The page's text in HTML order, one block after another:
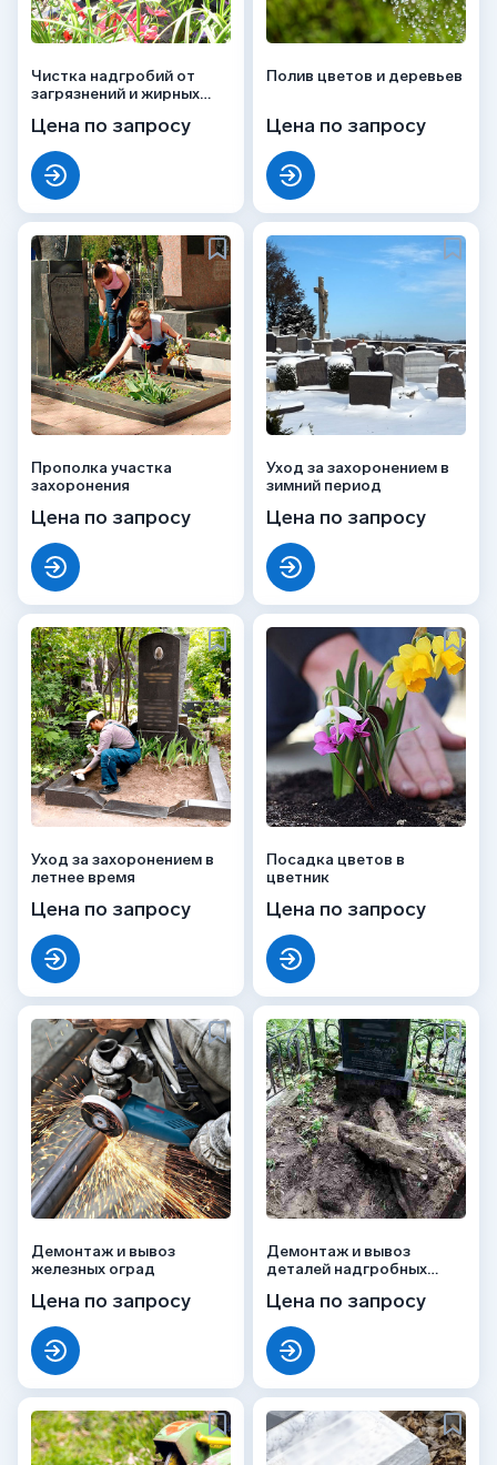
Чистка надгробий от
загрязнений и жирных
Цена по запросу
Полив цветов и деревьев
Цена по запросу
Прополка участка
захоронения
Цена по запросу
Уход за захоронением в
зимний период
Цена по запросу
Уход за захоронением в
летнее время
Цена по запросу
Посадка цветов в
цветник
Цена по запросу
Демонтаж и вывоз
железных оград
Цена по запросу
Демонтаж и вывоз
деталей надгробных
Цена по запросу